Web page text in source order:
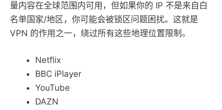
量内容在全球范围内可用，但如果你的 IP 不是来自白
名单国家/地区，你可能会被锁区问题困扰。这就是
VPN 的作用之一，绕过所有这些地理位置限制。
Netflix
BBC iPlayer
YouTube
DAZN